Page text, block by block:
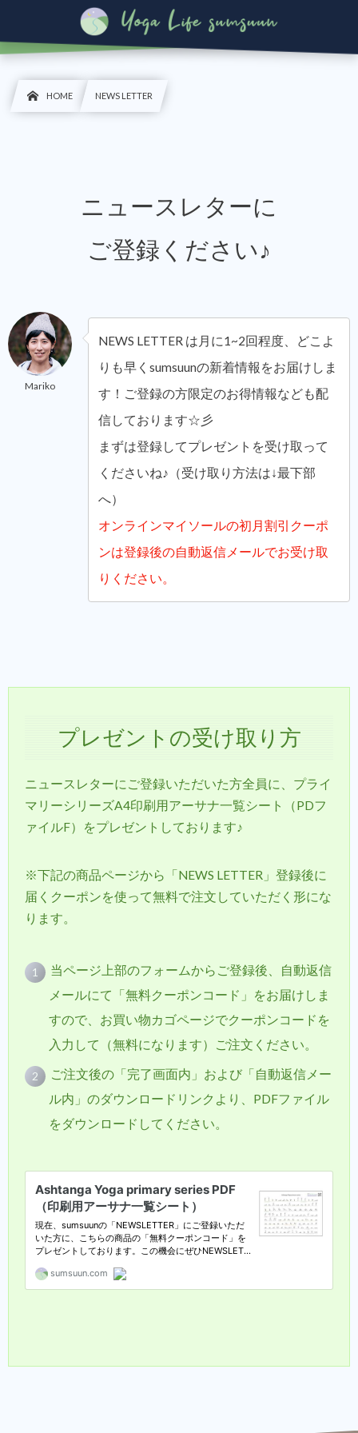
HOME NEWS LETTER
ニュースレターに
ご登録ください♪
Mariko
NEWS LETTER は月に1~2回程度、どこよ
りも早くsumsuunの新着情報をお届けしま
す！ご登録の方限定のお得情報なども配
信しております☆彡
まずは登録してプレゼントを受け取って
くださいね♪（受け取り方法は↓最下部
へ）
オンラインマイソールの初月割引クーポ
ンは登録後の自動返信メールでお受け取
りください。
プレゼントの受け取り方
ニュースレターにご登録いただいた方全員に、プライ
マリーシリーズA4印刷用アーサナ一覧シート（PDフ
ァイルF）をプレゼントしております♪
※下記の商品ページから「NEWS LETTER」登録後に
届くクーポンを使って無料で注文していただく形にな
ります。
当ページ上部のフォームからご登録後、自動返信
メールにて「無料クーポンコード」をお届けしま
すので、お買い物カゴページでクーポンコードを
入力して（無料になります）ご注文ください。
ご注文後の「完了画面内」および「自動返信メー
ル内」のダウンロードリンクより、PDFファイル
をダウンロードしてください。